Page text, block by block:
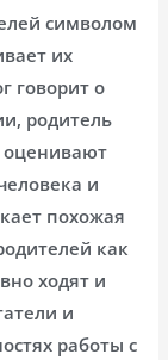
символом
их
говорит о
родитель
оценивают
и
похожая
как
ходят и
и
работы с